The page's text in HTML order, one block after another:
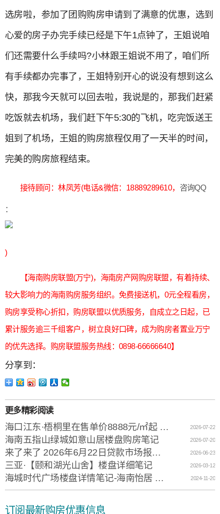
选房啦，参加了团购购房申请到了满意的优惠，选到
心爱的房子办完手续已经是下午1点钟了，王姐说咱
们还需要什么手续吗?小林跟王姐说不用了，咱们所
有手续都办完事了，王姐特别开心的说没有想到这么
快，那我今天就可以回去啦，我说是的，那我们赶紧
吃饭就去机场，我们赶下午5:30的飞机，吃完饭送王
姐到了机场，王姐的购房旅程仅用了一天半的时间，
完美的购房旅程结束。
接待顾问：林凤芳(电话&微信：18889289610， 咨询QQ
：
)
【海南购房联盟(万宁)，海南房产网购房联盟，有着持续、
较大影响力的海南购房服务组织。免费接送机，0元全程看房，
购房享受称心折扣，购房联盟以优质服务，自成立之日起，已
累计服务逾三千组客户，树立良好口碑，成为购房者置业万宁
的优先选择。购房联盟服务热线：0898-66666640】
分享到：
更多精彩阅读
海口江东·梧桐里在售单价8888元/㎡起 售楼电话：0898-66671200 2026-07-22
海南五指山绿城如意山居楼盘购房笔记 2026-07-20
来了来了 2026年6月22日贷款市场报价利率（LPR） 2026-06-23
三亚·【颐和湖光山舍】楼盘详细笔记 2026-03-12
海城时代广场楼盘详情笔记-海南怡居 只选中心 2024-11-20
订阅最新购房优惠信息